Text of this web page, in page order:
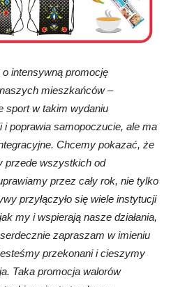
intensywną promocję
mieszkańców –
sport w takim wydaniu
i poprawia samopoczucie, ale ma
Chcemy pokazać, że
przede wszystkich od
przez cały rok, nie tylko
przyłączyło się wiele instytucji
my i wspierają nasze działania,
zapraszam w imieniu
przekonani i cieszymy
Taka promocja walorów